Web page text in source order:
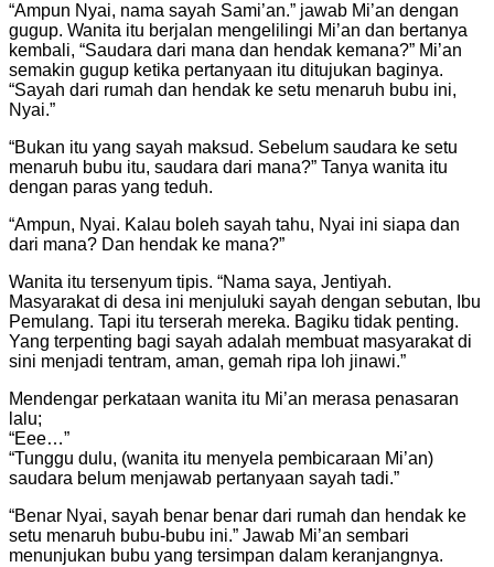
“Ampun Nyai, nama sayah Sami’an.” jawab Mi’an dengan
gugup. Wanita itu berjalan mengelilingi Mi’an dan bertanya
kembali, “Saudara dari mana dan hendak kemana?” Mi’an
semakin gugup ketika pertanyaan itu ditujukan baginya.
“Sayah dari rumah dan hendak ke setu menaruh bubu ini,
Nyai.”
“Bukan itu yang sayah maksud. Sebelum saudara ke setu
menaruh bubu itu, saudara dari mana?” Tanya wanita itu
dengan paras yang teduh.
“Ampun, Nyai. Kalau boleh sayah tahu, Nyai ini siapa dan
dari mana? Dan hendak ke mana?”
Wanita itu tersenyum tipis. “Nama saya, Jentiyah.
Masyarakat di desa ini menjuluki sayah dengan sebutan, Ibu
Pemulang. Tapi itu terserah mereka. Bagiku tidak penting.
Yang terpenting bagi sayah adalah membuat masyarakat di
sini menjadi tentram, aman, gemah ripa loh jinawi.”
Mendengar perkataan wanita itu Mi’an merasa penasaran
lalu;
“Eee…”
“Tunggu dulu, (wanita itu menyela pembicaraan Mi’an)
saudara belum menjawab pertanyaan sayah tadi.”
“Benar Nyai, sayah benar benar dari rumah dan hendak ke
setu menaruh bubu-bubu ini.” Jawab Mi’an sembari
menunjukan bubu yang tersimpan dalam keranjangnya.